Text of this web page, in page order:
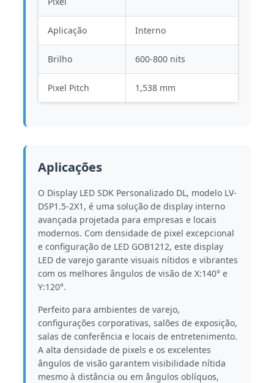
Aplicação Interno
Brilho 600-800 nits
Pixel Pitch 1,538 mm
Aplicações
O Display LED SDK Personalizado DL, modelo LV-
DSP1.5-2X1, é uma solução de display interno
avançada projetada para empresas e locais
modernos. Com densidade de pixel excepcional
e configuração de LED GOB1212, este display
LED de varejo garante visuais nítidos e vibrantes
com os melhores ângulos de visão de X:140° e
Y:120°.
Perfeito para ambientes de varejo,
configurações corporativas, salões de exposição,
salas de conferência e locais de entretenimento.
A alta densidade de pixels e os excelentes
ângulos de visão garantem visibilidade nítida
mesmo à distância ou em ângulos oblíquos,